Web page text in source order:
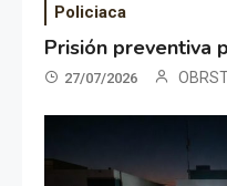
Policiaca
Prisión preventiva
27/07/2026